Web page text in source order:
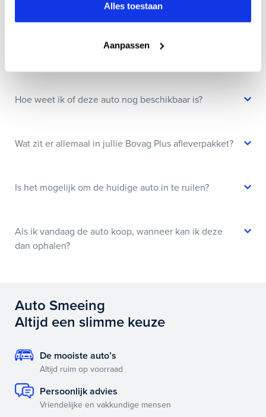
Alles toestaan
Aanpassen
Wanneer kan ik een proefrit maken?
Hoe weet ik of deze auto nog beschikbaar is?
Wat zit er allemaal in jullie Bovag Plus afleverpakket?
Is het mogelijk om de huidige auto in te ruilen?
Als ik vandaag de auto koop, wanneer kan ik deze
dan ophalen?
Auto Smeeing
Altijd een slimme keuze
De mooiste auto’s
Altijd ruim op voorraad
Persoonlijk advies
Vriendelijke en vakkundige mensen